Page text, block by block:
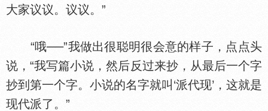
大家议议。议议。”
“哦──”我做出很聪明很会意的样子，点点头
说，“我写篇小说，然后反过来抄，从最后一个字
抄到第一个字。小说的名字就叫‘派代现’，这就是
现代派了。”